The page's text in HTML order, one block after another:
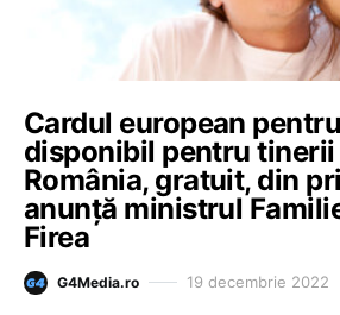
Cardul european
disponibil pentru tinerii
România, gratuit, din
anunță ministrul
Firea
G4Media.ro 19 decembrie 2022